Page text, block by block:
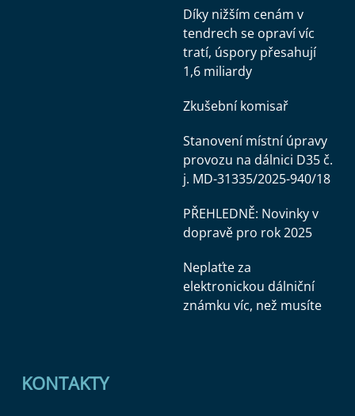
Díky nižším cenám v
tendrech se opraví víc
tratí, úspory přesahují
1,6 miliardy
Zkušební komisař
Stanovení místní úpravy
provozu na dálnici D35 č.
j. MD-31335/2025-940/18
PŘEHLEDNĚ: Novinky v
dopravě pro rok 2025
Neplaťte za
elektronickou dálniční
známku víc, než musíte
KONTAKTY